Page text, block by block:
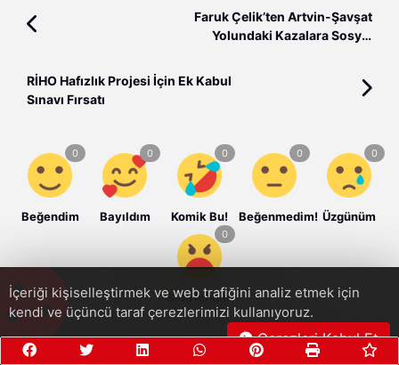
Faruk Çelik’ten Artvin-Şavşat
Yolundaki Kazalara Sosyal
RİHO Hafızlık Projesi İçin Ek Kabul
Sınavı Fırsatı
Beğendim Bayıldım Komik Bu! Beğenmedim! Üzgünüm
Sinirlendim
İçeriği kişiselleştirmek ve web trafiğini analiz etmek için
kendi ve üçüncü taraf çerezlerimizi kullanıyoruz.
Çerezleri Kabul Et